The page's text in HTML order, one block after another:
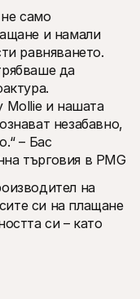
само
и намали
равняването.
да
Mollie и нашата
незабавно,
– Бас
търговия в PMG
на
си на плащане
си – като